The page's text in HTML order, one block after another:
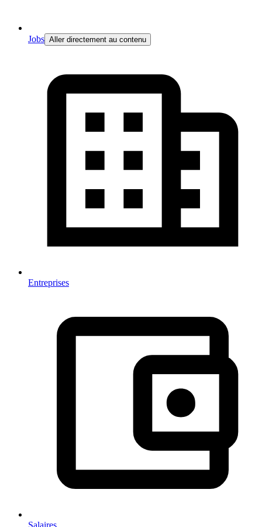
Jobs Aller directement au contenu
Entreprises
Salaires